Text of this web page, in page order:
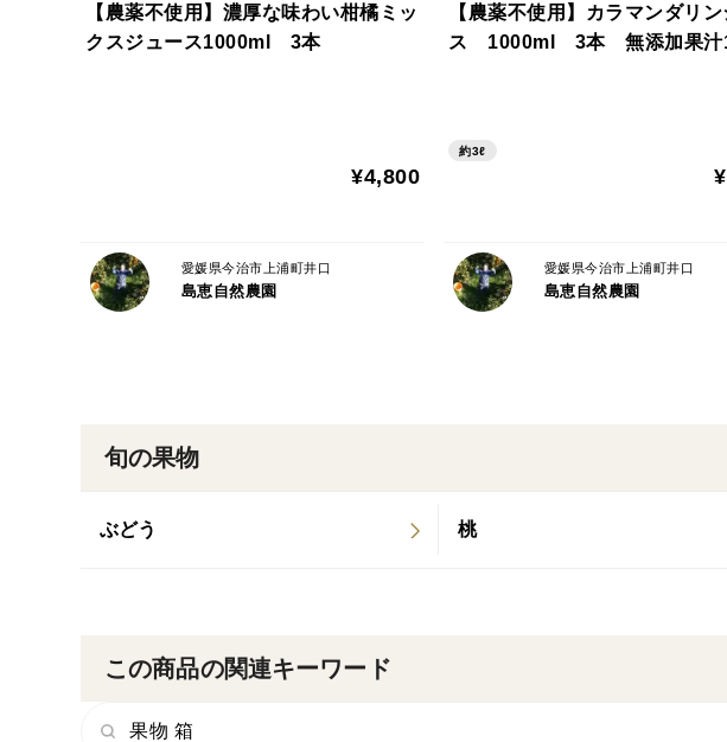
旬の果物
ぶどう 桃
【農薬不使用】濃厚な味わい柑橘ミッ
クスジュース1000ml 3本
¥4,800
愛媛県今治市上浦町井口
島恵自然農園
【農薬不使用】カラマンダリ
ス 1000ml 3本 無添加果汁
約3ℓ
愛媛県今治市上浦町井口
島恵自然農園
この商品の関連キーワード
果物 箱